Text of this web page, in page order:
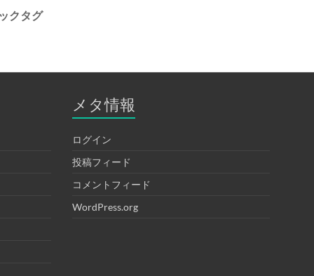
クタグ
メタ情報
ログイン
投稿フィード
コメントフィード
WordPress.org